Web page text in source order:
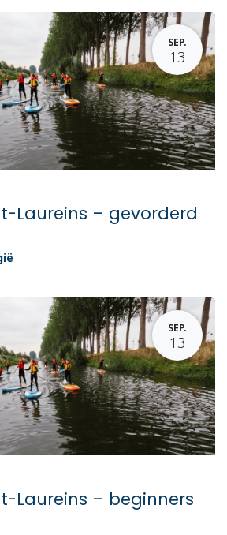
SEP.
13
Laureins – gevorderd
SEP.
13
Laureins – beginners